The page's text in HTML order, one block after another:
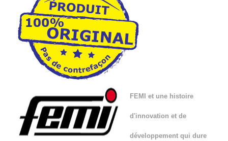
FEMI et une histoire
d'innovation et de
développement qui dure